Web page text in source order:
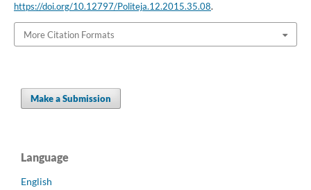
https://doi.org/10.12797/Politeja.12.2015.35.08.
More Citation Formats
Make a Submission
Language
English